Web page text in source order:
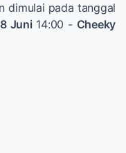
dimulai pada tanggal
Juni 14:00 - Cheeky